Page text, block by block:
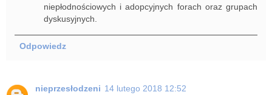
niepłodnościowych i adopcyjnych forach oraz grupach
dyskusyjnych.
Odpowiedz
nieprzesłodzeni 14 lutego 2018 12:52